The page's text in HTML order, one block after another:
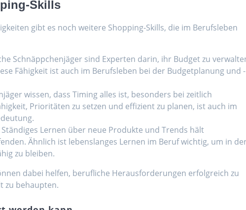
Skills
gibt es noch weitere Shopping-Skills, die im Berufsleben
Schnäppchenjäger sind Experten darin, ihr Budget zu
Fähigkeit ist auch im Berufsleben bei der Budgetplanung und -
wissen, dass Timing alles ist, besonders bei zeitlich
Prioritäten zu setzen und effizient zu planen, ist auch im
Ständiges Lernen über neue Produkte und Trends hält
Ähnlich ist lebenslanges Lernen im Beruf wichtig, um in
zu bleiben.
dabei helfen, berufliche Herausforderungen erfolgreich zu
zu behaupten.